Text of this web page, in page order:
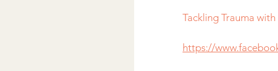
Tackling Trauma
https://